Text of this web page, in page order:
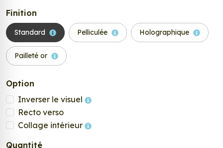
Finition
Standard Pelliculée Holographique
Pailleté or
Option
Inverser le visuel
Recto verso
Collage intérieur
Quantité